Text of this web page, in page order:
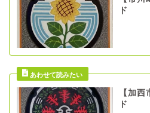
ド
【加
ド